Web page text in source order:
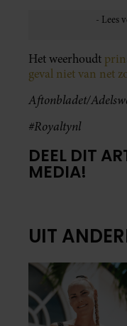
Het weerhoudt
geval niet van net
Aftonbladet/
#Royaltynl
DEEL DIT
MEDIA!
UIT